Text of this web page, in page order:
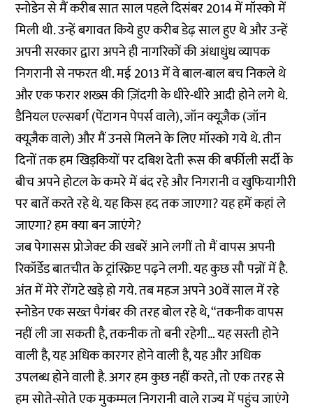
स्नोडेन से मैं करीब सात साल पहले दिसंबर 2014 में मॉस्को में
मिली थी. उन्हें बगावत किये हुए करीब डेढ़ साल हुए थे और उन्‍हें
अपनी सरकार द्वारा अपने ही नागरिकों की अंधाधुंध व्यापक
निगरानी से नफरत थी. मई 2013 में वे बाल-बाल बच निकले थे
और एक फरार शख्स की ज़िंदगी के धीरे-धीरे आदी होने लगे थे.
डैनियल एल्सबर्ग (पेंटागन पेपर्स वाले), जॉन क्यूज़ैक (जॉन
क्यूज़ैक वाले) और मैं उनसे मिलने के लिए मॉस्को गये थे. तीन
दिनों तक हम खिड़कियों पर दबिश देती रूस की बर्फीली सर्दी के
बीच अपने होटल के कमरे में बंद रहे और निगरानी व खुफियागीरी
पर बातें करते रहे थे. यह किस हद तक जाएगा? यह हमें कहां ले
जाएगा? हम क्या बन जाएंगे?
जब पेगासस प्रोजेक्ट की खबरें आने लगीं तो मैं वापस अपनी
रिकॉर्डेड बातचीत के ट्रांस्क्रिप्ट पढ़ने लगी. यह कुछ सौ पन्नों में है.
अंत में मेरे रोंगटे खड़े हो गये. तब महज अपने 30वें साल में रहे
स्नोडेन एक सख्त पैगंबर की तरह बोल रहे थे, “तकनीक वापस
नहीं ली जा सकती है, तकनीक तो बनी रहेगी… यह सस्ती होने
वाली है, यह अधिक कारगर होने वाली है, यह और अधिक
उपलब्ध होने वाली है. अगर हम कुछ नहीं करते, तो एक तरह से
हम सोते-सोते एक मुकम्मल निगरानी वाले राज्य में पहुंच जाएंगे